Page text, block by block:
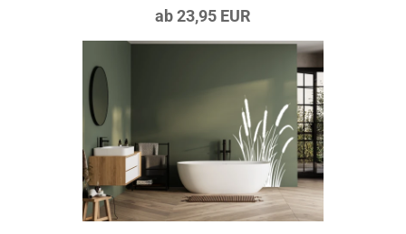
ab 23,95 EUR